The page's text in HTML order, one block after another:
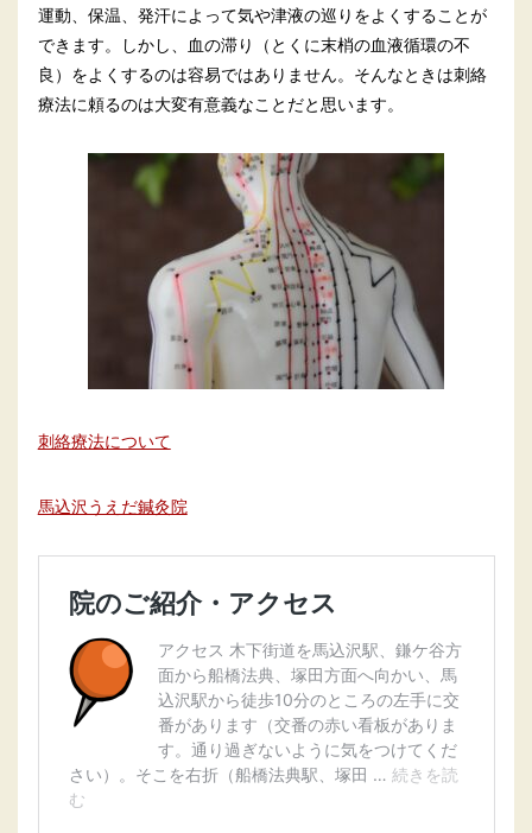
運動、保温、発汗によって気や津液の巡りをよくすることが
できます。しかし、血の滞り（とくに末梢の血液循環の不
良）をよくするのは容易ではありません。そんなときは刺絡
療法に頼るのは大変有意義なことだと思います。
刺絡療法について
馬込沢うえだ鍼灸院